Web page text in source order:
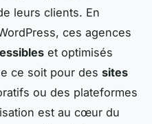
leurs clients. En
ces agences
et optimisés
ce soit pour des sites
ou des plateformes
est au cœur du